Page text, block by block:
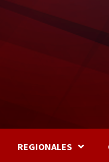
REGIONALES